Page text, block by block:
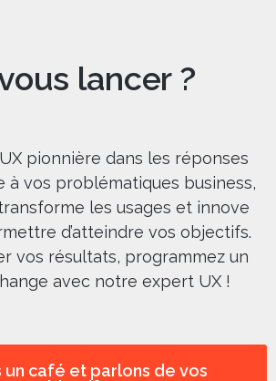
lancer ?
pionnière dans les réponses
à vos problématiques business,
les usages et innove
d’atteindre vos objectifs.
vos résultats, programmez un
avec notre expert UX !
un café et parlons de vos